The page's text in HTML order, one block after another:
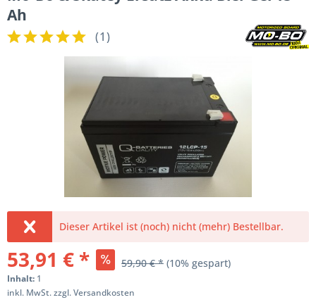
Ah
(1)
Dieser Artikel ist (noch) nicht (mehr) Bestellbar.
53,91 € * 59,90 € * (10% gespart)
Inhalt: 1
inkl. MwSt.zzgl. Versandkosten